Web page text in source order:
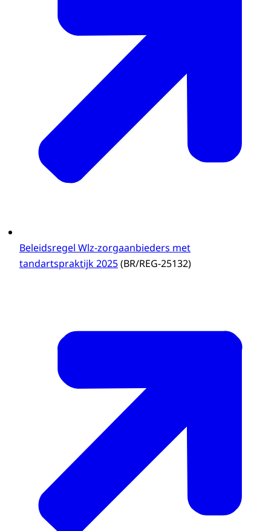
Beleidsregel Wlz-zorgaanbieders met
tandartspraktijk 2025(BR/REG-25132)